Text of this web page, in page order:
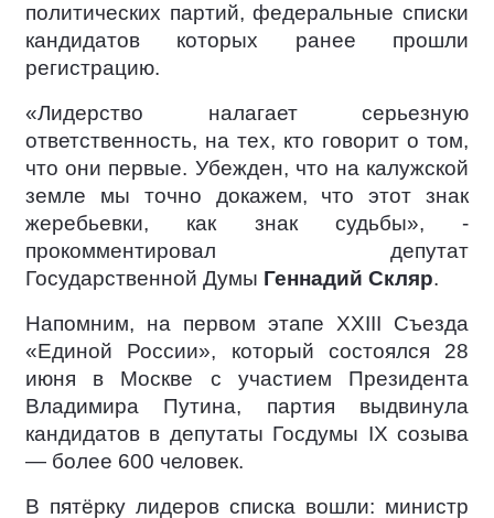
политических партий, федеральные списки
кандидатов которых ранее прошли
регистрацию.
«Лидерство налагает серьезную
ответственность, на тех, кто говорит о том,
что они первые. Убежден, что на калужской
земле мы точно докажем, что этот знак
жеребьевки, как знак судьбы», -
прокомментировал депутат
Государственной Думы Геннадий Скляр.
Напомним, на первом этапе XXIII Съезда
«Единой России», который состоялся 28
июня в Москве с участием Президента
Владимира Путина, партия выдвинула
кандидатов в депутаты Госдумы IX созыва
— более 600 человек.
В пятёрку лидеров списка вошли: министр